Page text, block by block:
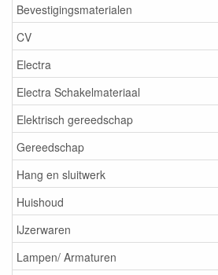
Bevestigingsmaterialen
CV
Electra
Electra Schakelmateriaal
Elektrisch gereedschap
Gereedschap
Hang en sluitwerk
Huishoud
IJzerwaren
Lampen/ Armaturen